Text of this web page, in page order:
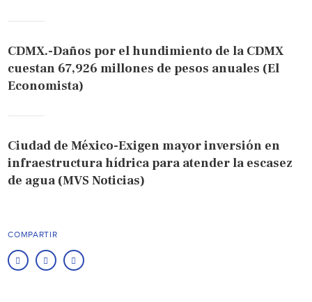
CDMX.-Daños por el hundimiento de la CDMX
cuestan 67,926 millones de pesos anuales (El
Economista)
Ciudad de México-Exigen mayor inversión en
infraestructura hídrica para atender la escasez
de agua (MVS Noticias)
COMPARTIR